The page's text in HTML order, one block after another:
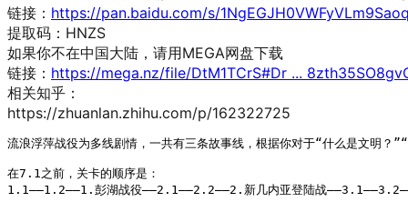
链接： https://pan.baidu.com/s/
提取码：HNZS
如果你不在中国大陆，请用MEGA网盘下载
链接： https://mega.nz/file/DtM1TCrS#Dr ...
相关知乎：
https://zhuanlan.zhihu.com/p/162322725
流浪浮萍战役为多线剧情，一共有三条故事线，根据你对于“什么是文明？
在7.1之前，关卡的顺序是：
1.1——1.2——1.彭湖战役——2.1——2.2——2.新几内亚登陆战